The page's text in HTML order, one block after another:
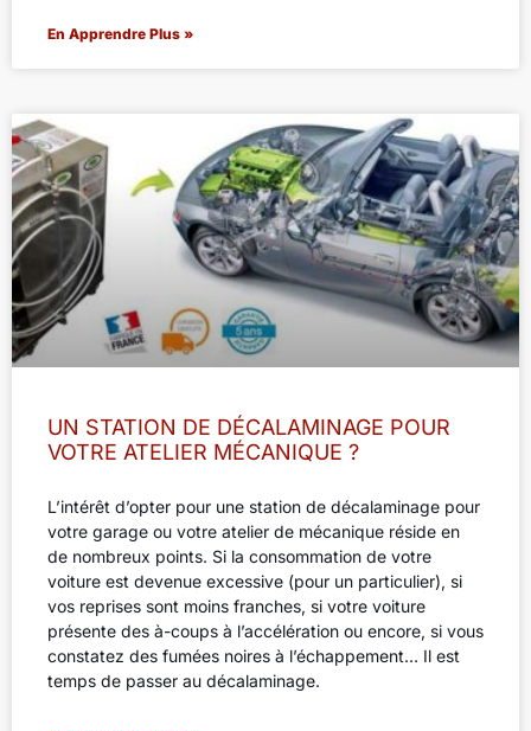
En Apprendre Plus »
UN STATION DE DÉCALAMINAGE POUR
VOTRE ATELIER MÉCANIQUE ?
L’intérêt d’opter pour une station de décalaminage pour
votre garage ou votre atelier de mécanique réside en
de nombreux points. Si la consommation de votre
voiture est devenue excessive (pour un particulier), si
vos reprises sont moins franches, si votre voiture
présente des à-coups à l’accélération ou encore, si vous
constatez des fumées noires à l’échappement… Il est
temps de passer au décalaminage.